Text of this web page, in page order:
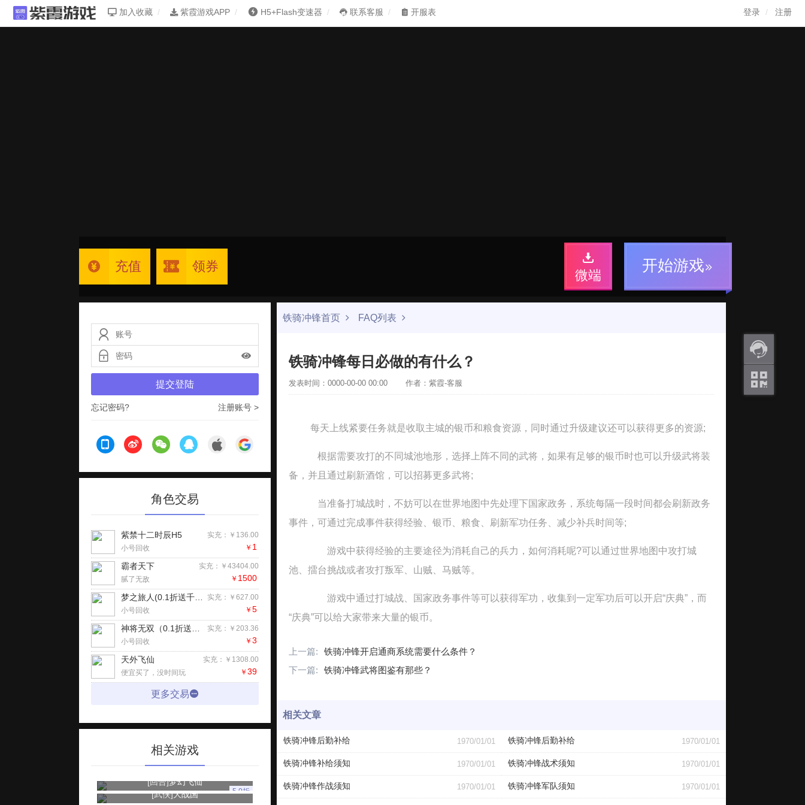
加入收藏 紫霞游戏APP H5+Flash变速器 联系客服 开服表 登录 注册
微端
充值 领券 开始游戏
提交登陆
忘记密码? 注册账号 >
角色交易
实充：￥136.00
紫禁十二时辰H5
小号回收 ￥ 1
实充：￥43404.00
霸者天下
腻了无敌 ￥ 1500
实充：￥627.00
梦之旅人(0.1折送千抽)手游
小号回收 ￥ 5
实充：￥203.36
神将无双（0.1折送传奇武将）H5
小号回收 ￥ 3
实充：￥1308.00
天外飞仙
便宜买了，没时间玩 ￥ 39
更多交易
相关游戏
[回合]梦幻飞仙
5.0折
[武侠]大战国
铁骑冲锋首页 FAQ列表
铁骑冲锋每日必做的有什么？
发表时间：0000-00-00 00:00 作者：紫霞-客服
每天上线紧要任务就是收取主城的银币和粮食资源，同时通过升级建议还可以获得更多的资源;
根据需要攻打的不同城池地形，选择上阵不同的武将，如果有足够的银币时也可以升级武将装
备，并且通过刷新酒馆，可以招募更多武将;
当准备打城战时，不妨可以在世界地图中先处理下国家政务，系统每隔一段时间都会刷新政务
事件，可通过完成事件获得经验、银币、粮食、刷新军功任务、减少补兵时间等;
游戏中获得经验的主要途径为消耗自己的兵力，如何消耗呢?可以通过世界地图中攻打城
池、擂台挑战或者攻打叛军、山贼、马贼等。
游戏中通过打城战、国家政务事件等可以获得军功，收集到一定军功后可以开启“庆典”，而
“庆典”可以给大家带来大量的银币。
上一篇:
铁骑冲锋开启通商系统需要什么条件？
下一篇:
铁骑冲锋武将图鉴有那些？
相关文章
1970/01/01
铁骑冲锋后勤补给 1970/01/01
铁骑冲锋后勤补给
1970/01/01
铁骑冲锋补给须知 1970/01/01
铁骑冲锋战术须知
1970/01/01
铁骑冲锋作战须知 1970/01/01
铁骑冲锋军队须知
返利
咨询